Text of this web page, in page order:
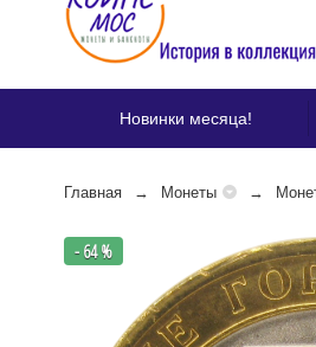
Новинки месяца!
Главная Монеты
- 64 %